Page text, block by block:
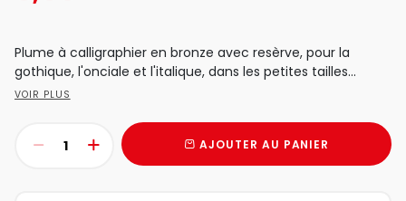
Plume à calligraphier en bronze avec resèrve, pour la
gothique, l'onciale et l'italique, dans les petites tailles...
VOIR PLUS
AJOUTER AU PANIER